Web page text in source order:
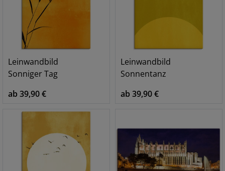
Leinwandbild
Sonniger Tag
ab 39,90 €
Leinwandbild
Sonnentanz
ab 39,90 €